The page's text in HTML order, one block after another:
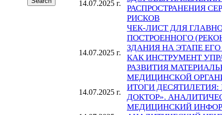
14.07.2025 г.
РАСПРОСТРАНЕНИЯ
РИСКОВ
14.07.2025 г.
ЧЕК-ЛИСТ ДЛЯ
ПОСТРОЕННОГО
ЗДАНИЯ НА ЭТАПЕ
КАК ИНСТРУМЕНТ
РАЗВИТИЯ
МЕДИЦИНСКОЙ
14.07.2025 г.
ИТОГИ
ДОКТОР».
МЕДИЦИНСКИЙ